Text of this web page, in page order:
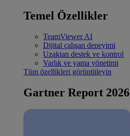
Temel Özellikler
TeamViewer AI
Dijital çalışan deneyimi
Uzaktan destek ve kontrol
Varlık ve yama yönetimi
Tüm özellikleri görüntüleyin
Gartner Report 2026